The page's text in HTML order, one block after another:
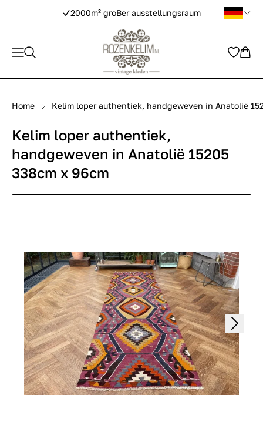
2000m² groBer ausstellungsraum
Home Kelim loper authentiek, handgeweven in Anatolië
Kelim loper authentiek,
handgeweven in Anatolië 15205
338cm x 96cm